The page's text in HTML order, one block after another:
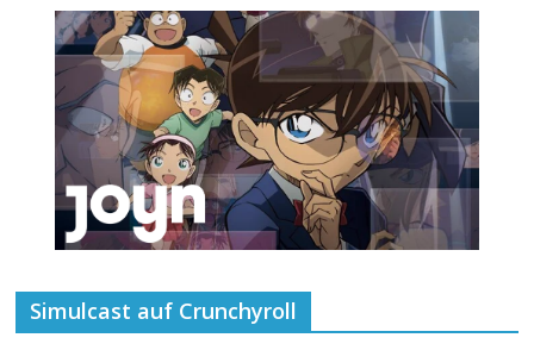
Simulcast auf Crunchyroll